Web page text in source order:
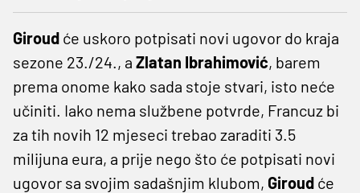
Giroud će uskoro potpisati novi ugovor do kraja
sezone 23./24., a Zlatan Ibrahimović, barem
prema onome kako sada stoje stvari, isto neće
učiniti. Iako nema službene potvrde, Francuz bi
za tih novih 12 mjeseci trebao zaraditi 3.5
milijuna eura, a prije nego što će potpisati novi
ugovor sa svojim sadašnjim klubom, Giroud će